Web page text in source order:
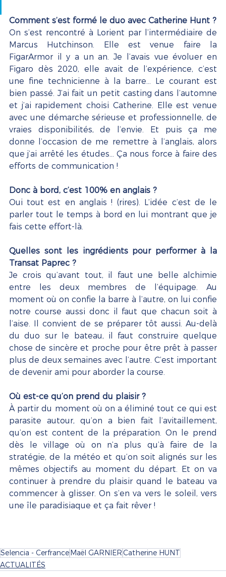
On s’est rencontré à Lorient par l’intermédiaire de
Marcus Hutchinson. Elle est venue faire la
FigarArmor il y a un an. Je l’avais vue évoluer en
Figaro dès 2020, elle avait de l’expérience, c’est
une fine technicienne à la barre… Le courant est
bien passé. J’ai fait un petit casting dans l’automne
et j’ai rapidement choisi Catherine. Elle est venue
avec une démarche sérieuse et professionnelle, de
vraies disponibilités, de l’envie. Et puis ça me
donne l’occasion de me remettre à l’anglais, alors
que j’ai arrêté les études… Ça nous force à faire des
efforts de communication !
Donc à bord, c’est 100% en anglais ?
Oui tout est en anglais ! (rires). L’idée c’est de le
parler tout le temps à bord en lui montrant que je
fais cette effort-là.
Quelles sont les ingrédients pour performer à la
Transat Paprec ?
Je crois qu’avant tout, il faut une belle alchimie
entre les deux membres de l’équipage. Au
moment où on confie la barre à l’autre, on lui confie
notre course aussi donc il faut que chacun soit à
l’aise. Il convient de se préparer tôt aussi. Au-delà
du duo sur le bateau, il faut construire quelque
chose de sincère et proche pour être prêt à passer
plus de deux semaines avec l’autre. C’est important
de devenir ami pour aborder la course.
Où est-ce qu’on prend du plaisir ?
À partir du moment où on a éliminé tout ce qui est
parasite autour, qu’on a bien fait l’avitaillement,
qu’on est content de la préparation. On le prend
dès le village où on n’a plus qu’à faire de la
stratégie, de la météo et qu’on soit alignés sur les
mêmes objectifs au moment du départ. Et on va
continuer à prendre du plaisir quand le bateau va
commencer à glisser. On s’en va vers le soleil, vers
une île paradisiaque et ça fait rêver !
Selencia - CerfranceMaël GARNIERCatherine HUNT
ACTUALITÉS